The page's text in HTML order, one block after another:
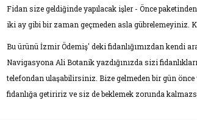
Fidan size geldiğinde yapılacak işler - Önce
iki ay gibi bir zaman geçmeden asla gübrelemeyiniz.
Bu ürünü İzmir Ödemiş' deki fidanlığımızdan kendi
Navigasyona Ali Botanik yazdığınızda sizi
telefondan ulaşabilirsiniz. Bize gelmeden bir gün
fidanlığa getiririz ve siz de beklemek zorunda